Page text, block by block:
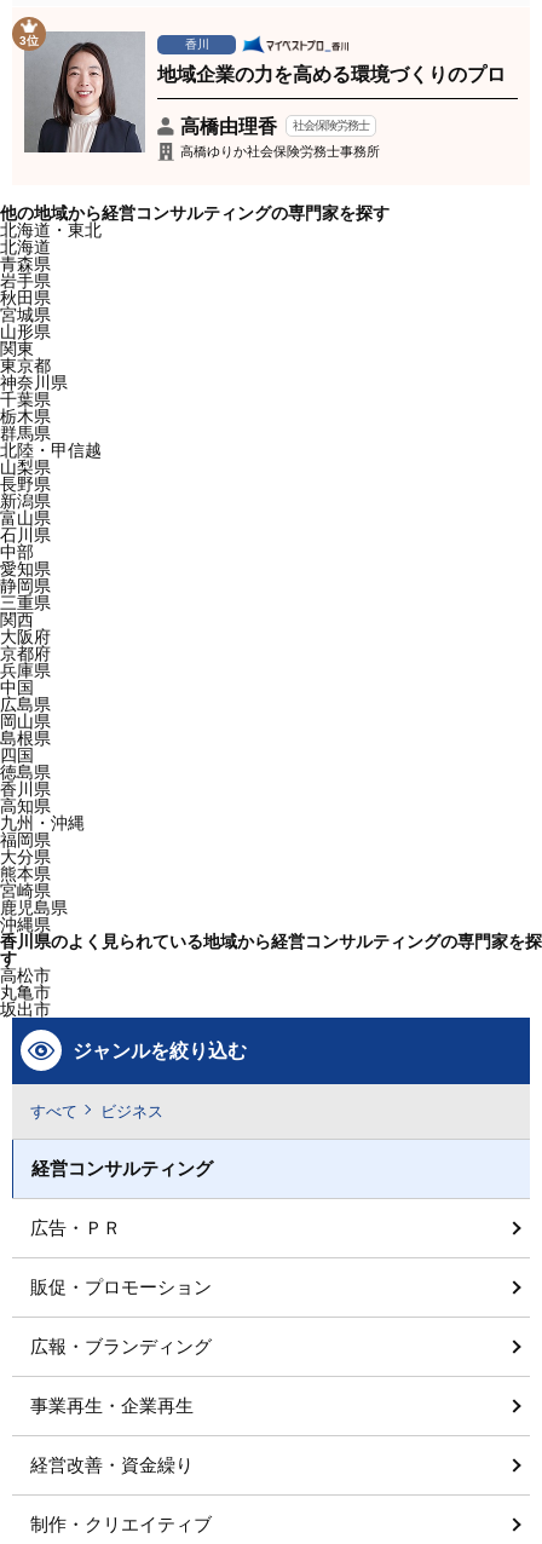
3位 香川
地域企業の力を高める環境づくりのプロ
高橋由理香 社会保険労務士
高橋ゆりか社会保険労務士事務所
他の地域から経営コンサルティングの専門家を探す
北海道・東北
北海道
青森県
岩手県
秋田県
宮城県
山形県
関東
東京都
神奈川県
千葉県
栃木県
群馬県
北陸・甲信越
山梨県
長野県
新潟県
富山県
石川県
中部
愛知県
静岡県
三重県
関西
大阪府
京都府
兵庫県
中国
広島県
岡山県
島根県
四国
徳島県
香川県
高知県
九州・沖縄
福岡県
大分県
熊本県
宮崎県
鹿児島県
沖縄県
香川県のよく見られている地域から経営コンサルティングの専門家を探
す
高松市
丸亀市
坂出市
ジャンルを絞り込む
すべて ビジネス
経営コンサルティング
広告・ＰＲ
販促・プロモーション
広報・ブランディング
事業再生・企業再生
経営改善・資金繰り
制作・クリエイティブ